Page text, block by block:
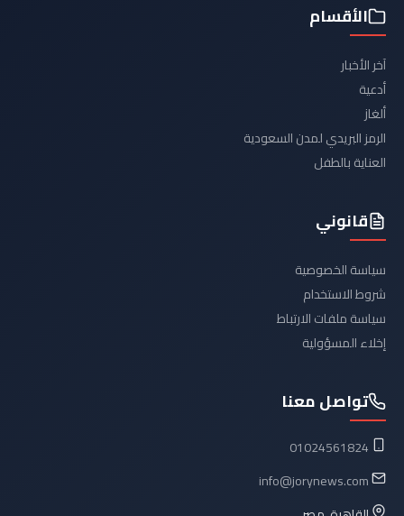
الأقسام
آخر الأخبار
أدعية
ألغاز
الرمز البريدي لمدن السعودية
العناية بالطفل
قانوني
سياسة الخصوصية
شروط الاستخدام
سياسة ملفات الارتباط
إخلاء المسؤولية
تواصل معنا
01024561824
info@jorynews.com